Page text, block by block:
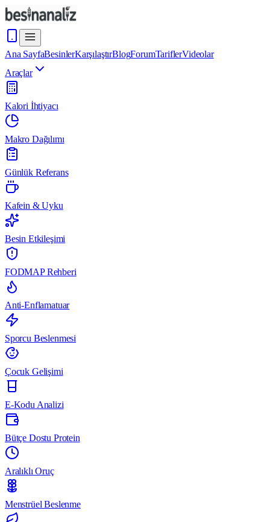
Ana SayfaBesinlerKarşılaştırBlogForumTariflerVideolar
Araçlar
Kalori İhtiyacı
Makro Dağılımı
Günlük Referans
Kafein & Uyku
Besin Etkileşimi
FODMAP Rehberi
Anti-Enflamatuar
Sporcu Beslenmesi
Çocuk Gelişimi
E-Kodu Analizi
Bütçe Dostu Protein
Aralıklı Oruç
Menstrüel Beslenme